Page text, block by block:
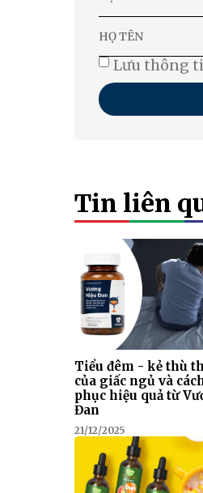
Lưu thông
Tin liên
Tiểu đêm - kẻ thù
của giấc ngủ và
phục hiệu quả từ
Đan
21/12/2025